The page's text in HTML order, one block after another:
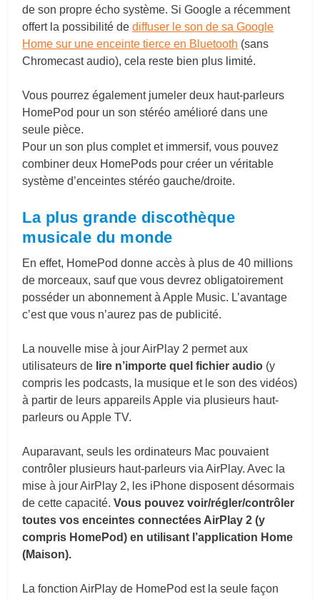
de son propre écho système. Si Google a récemment
offert la possibilité dediffuser le son de sa Google
Home sur une enceinte tierce en Bluetooth (sans
Chromecast audio), cela reste bien plus limité.
Vous pourrez également jumeler deux haut-parleurs
HomePod pour un son stéréo amélioré dans une
seule pièce.
Pour un son plus complet et immersif, vous pouvez
combiner deux HomePods pour créer un véritable
système d’enceintes stéréo gauche/droite.
La plus grande discothèque
musicale du monde
En effet, HomePod donne accès à plus de 40 millions
de morceaux, sauf que vous devrez obligatoirement
posséder un abonnement à Apple Music. L’avantage
c’est que vous n’aurez pas de publicité.
La nouvelle mise à jour AirPlay 2 permet aux
utilisateurs de lire n’importe quel fichier audio (y
compris les podcasts, la musique et le son des vidéos)
à partir de leurs appareils Apple via plusieurs haut-
parleurs ou Apple TV.
Auparavant, seuls les ordinateurs Mac pouvaient
contrôler plusieurs haut-parleurs via AirPlay. Avec la
mise à jour AirPlay 2, les iPhone disposent désormais
de cette capacité.Vous pouvez voir/régler/contrôler
toutes vos enceintes connectées AirPlay 2 (y
compris HomePod) en utilisant l’application Home
(Maison).
La fonction AirPlay de HomePod est la seule façon